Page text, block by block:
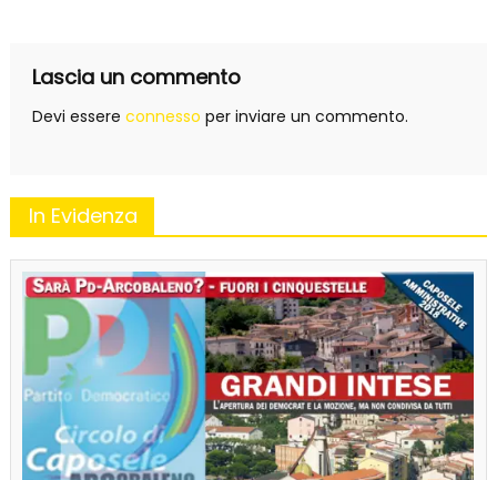
Lascia un commento
Devi essere connesso per inviare un commento.
In Evidenza